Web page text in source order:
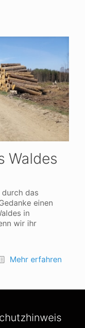
Waldes
das
einen
in
wir ihr
Mehr erfahren